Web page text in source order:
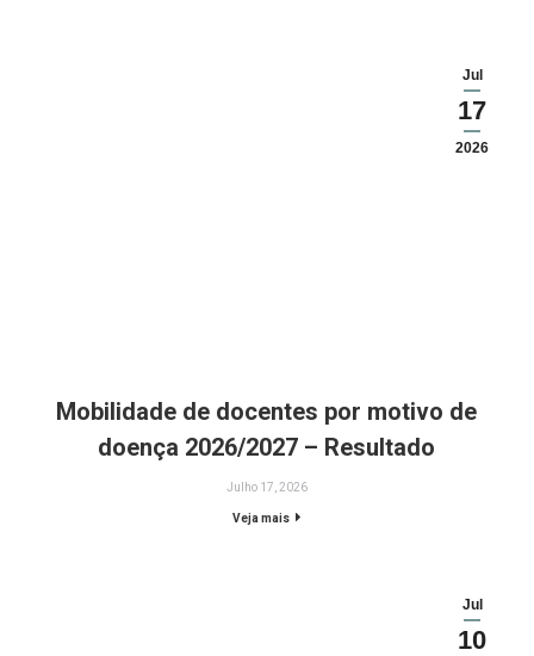
Jul
17
2026
Mobilidade de docentes por motivo de
doença 2026/2027 – Resultado
Julho 17, 2026
Veja mais
Jul
10